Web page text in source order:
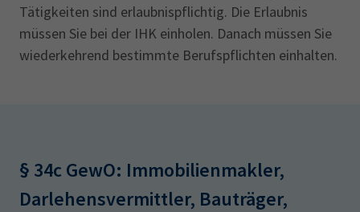
Tätigkeiten sind erlaubnispflichtig. Die Erlaubnis
müssen Sie bei der IHK einholen. Danach müssen Sie
wiederkehrend bestimmte Berufspflichten einhalten.
§ 34c GewO: Immobilienmakler,
Darlehensvermittler, Bauträger,